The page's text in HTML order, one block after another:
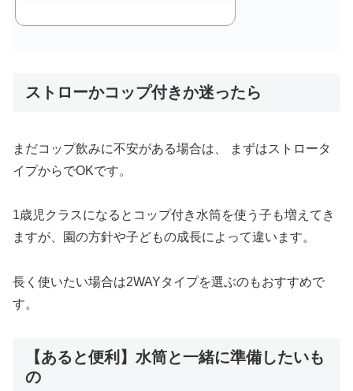
ストローかコップ付きか迷ったら
まだコップ飲みに不安がある場合は、 まずはストロータ
イプからでOKです。
1歳児クラスになるとコップ付き水筒を使う子も増えてき
ますが、園の方針や子どもの成長によって違います。
長く使いたい場合は2WAYタイプを選ぶのもおすすめで
す。
【あると便利】水筒と一緒に準備したいも
の